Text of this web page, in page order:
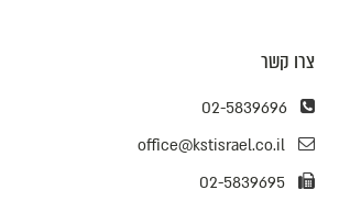
צרו קשר
02-5839696
office@kstisrael.co.il
02-5839695